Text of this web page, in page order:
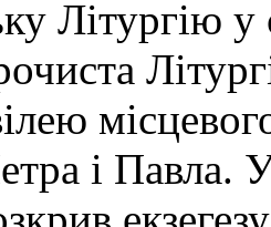
Літургію
і Павла.